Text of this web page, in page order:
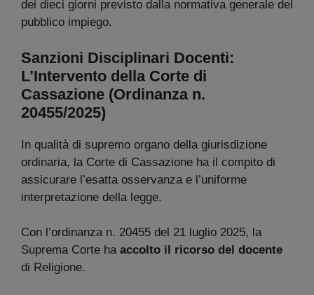
dei dieci giorni previsto dalla normativa generale del
pubblico impiego.
Sanzioni Disciplinari Docenti:
L’Intervento della Corte di
Cassazione (Ordinanza n.
20455/2025)
In qualità di supremo organo della giurisdizione
ordinaria, la Corte di Cassazione ha il compito di
assicurare l’esatta osservanza e l’uniforme
interpretazione della legge.
Con l’ordinanza n. 20455 del 21 luglio 2025, la
Suprema Corte ha accolto il ricorso del docente
di Religione.